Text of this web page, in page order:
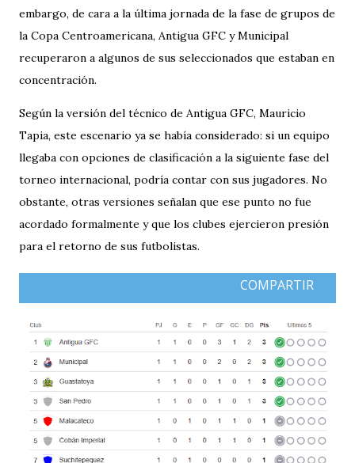
embargo, de cara a la última jornada de la fase de grupos de
la Copa Centroamericana, Antigua GFC y Municipal
recuperaron a algunos de sus seleccionados que estaban en
concentración.
Según la versión del técnico de Antigua GFC, Mauricio
Tapia, este escenario ya se había considerado: si un equipo
llegaba con opciones de clasificación a la siguiente fase del
torneo internacional, podría contar con sus jugadores. No
obstante, otras versiones señalan que ese punto no fue
acordado formalmente y que los clubes ejercieron presión
para el retorno de sus futbolistas.
COMPARTIR